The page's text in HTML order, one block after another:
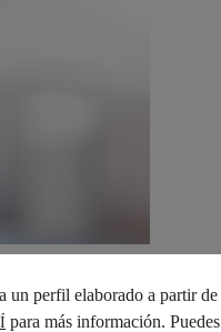
Esto nos
un perfil elaborado a partir de
para más información. Puedes